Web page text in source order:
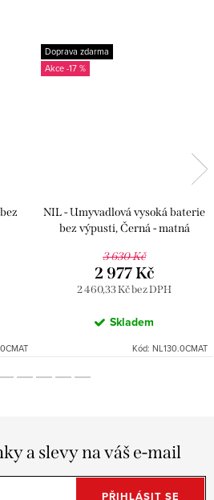
Doprava zdarma
-17 %
NIL - Umyvadlová vysoká baterie
bez výpusti, Černá - matná
3 630 Kč
2 460,33 Kč bez DPH
2 977 Kč
Skladem
Kód: NL130.0CMAT
a slevy na váš e-mail
PŘIHLÁSIT SE